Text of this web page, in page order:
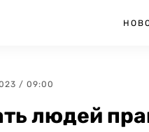
/ 09:00
людей